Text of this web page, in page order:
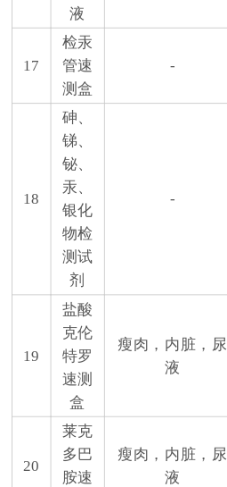
液
17
检汞
管速
测盒
-
18
砷、
锑、
铋、
汞、
银化
物检
测试
剂
-
19
盐酸
克伦
特罗
速测
盒
瘦肉，内脏，尿
液
20
莱克
多巴
胺速
瘦肉，内脏，尿
液